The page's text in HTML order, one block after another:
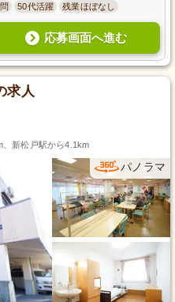
50代活躍 残業ほぼなし
応募画面へ進む
求人
新松戸駅から4.1km
パノラマ